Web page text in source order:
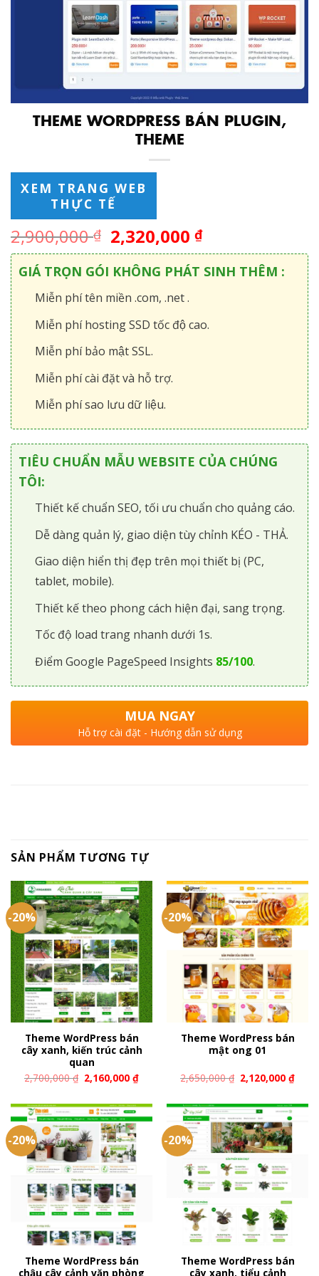
THEME WORDPRESS BÁN PLUGIN,
THEME
XEM TRANG WEB
THỰC TẾ
2,900,000₫ 2,320,000₫
GIÁ TRỌN GÓI KHÔNG PHÁT SINH THÊM :
Miễn phí tên miền .com, .net .
Miễn phí hosting SSD tốc độ cao.
Miễn phí bảo mật SSL.
Miễn phí cài đặt và hỗ trợ.
Miễn phí sao lưu dữ liệu.
TIÊU CHUẨN MẪU WEBSITE CỦA CHÚNG
TÔI:
Thiết kế chuẩn SEO, tối ưu chuẩn cho quảng cáo.
Dễ dàng quản lý, giao diện tùy chỉnh KÉO - THẢ.
Giao diện hiển thị đẹp trên mọi thiết bị (PC,
tablet, mobile).
Thiết kế theo phong cách hiện đại, sang trọng.
Tốc độ load trang nhanh dưới 1s.
Điểm Google PageSpeed Insights 85/100.
MUA NGAY
Hỗ trợ cài đặt - Hướng dẫn sử dụng
SẢN PHẨM TƯƠNG TỰ
-20%
Theme WordPress bán
cây xanh, kiến trúc cảnh
quan
2,700,000₫ 2,160,000₫
-20%
Theme WordPress bán
mật ong 01
2,650,000₫ 2,120,000₫
-20%
Theme WordPress bán
chậu cây cảnh văn phòng
-20%
Theme WordPress bán
cây xanh, tiểu cảnh